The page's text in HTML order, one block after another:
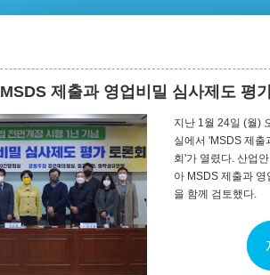
MSDS 제출과 영업비밀 심사제도 평
지난 1월 24일 (월)
실에서 'MSDS 제출
회'가 열렸다. 산업
아 MSDS 제출과
을 함께 검토했다.